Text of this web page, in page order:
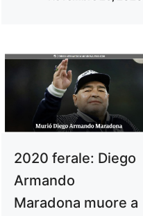
2020 ferale: Diego
Armando
Maradona muore a